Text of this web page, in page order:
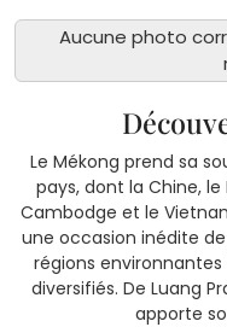
Aucune photo
Le Mékong prend sa
pays, dont la Chine, le
Cambodge et le
une occasion inédite
régions
diversifiés. De Luang
apporte